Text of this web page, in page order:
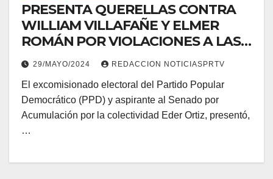
PRESENTA QUERELLAS CONTRA
WILLIAM VILLAFAÑE Y ELMER
ROMÁN POR VIOLACIONES A LAS
LEYES FEDERALES DE
FINANCIAMIENTO DE CAMPAÑA
29/MAYO/2024 REDACCION NOTICIASPRTV
El excomisionado electoral del Partido Popular
Democrático (PPD) y aspirante al Senado por
Acumulación por la colectividad Eder Ortiz, presentó,
…